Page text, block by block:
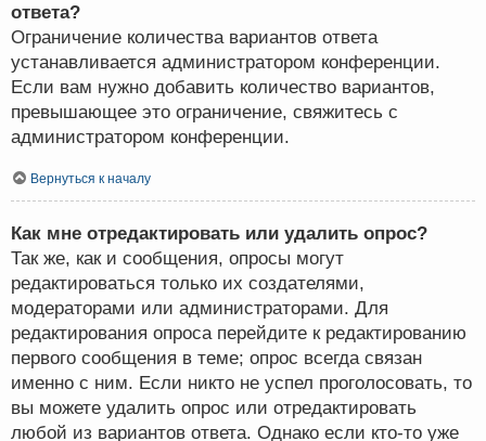
ответа?
Ограничение количества вариантов ответа
устанавливается администратором конференции.
Если вам нужно добавить количество вариантов,
превышающее это ограничение, свяжитесь с
администратором конференции.
Вернуться к началу
Как мне отредактировать или удалить опрос?
Так же, как и сообщения, опросы могут
редактироваться только их создателями,
модераторами или администраторами. Для
редактирования опроса перейдите к редактированию
первого сообщения в теме; опрос всегда связан
именно с ним. Если никто не успел проголосовать, то
вы можете удалить опрос или отредактировать
любой из вариантов ответа. Однако если кто-то уже